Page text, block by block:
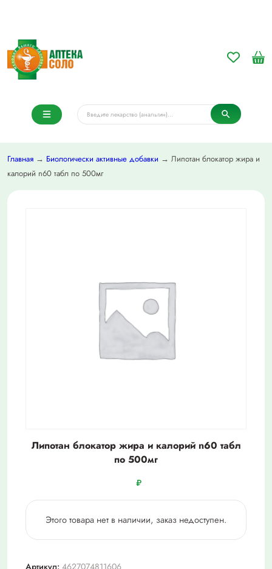
Главная → Биологически активные добавки → Липотан блокатор жира и
калорий n60 табл по 500мг
Липотан блокатор жира и калорий n60 табл
по 500мг
₽
Этого товара нет в наличии, заказ недоступен.